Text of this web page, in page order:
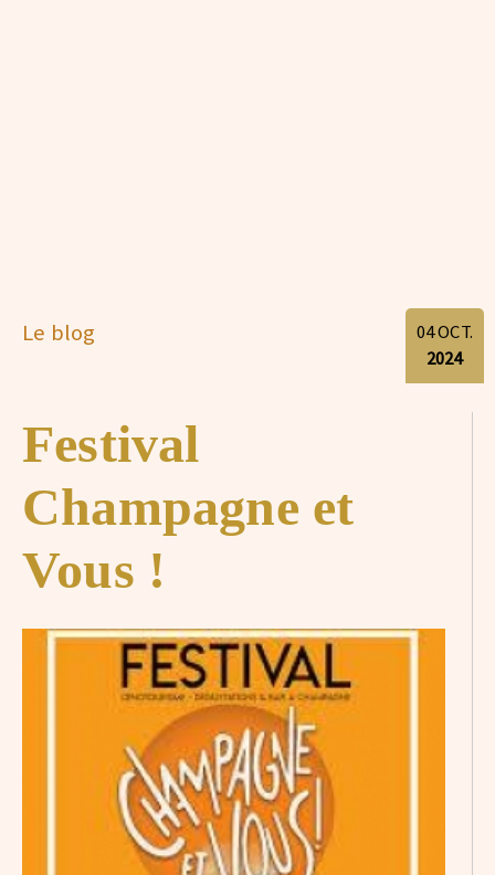
Le blog 04OCT.
2024
Festival
Champagne et
Vous !